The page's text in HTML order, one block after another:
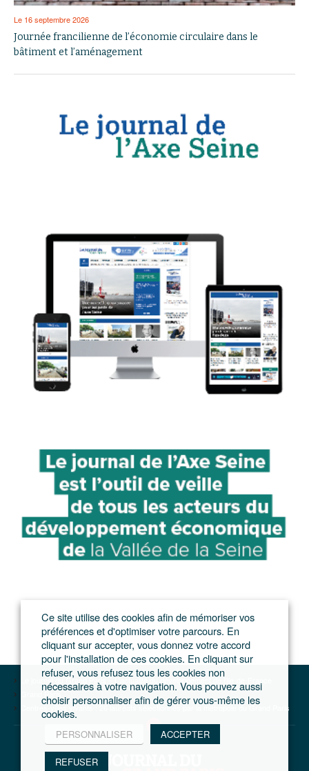
Le 16 septembre 2026
Journée francilienne de l’économie circulaire dans le
bâtiment et l’aménagement
Le journal du Grand Paris – L'actualité du développement de l'Ile-de-France
Grand Paris
Centres-villes vivants : 26 lauréats sélectionnés par la métropole du Grand Paris
Ce site utilise des cookies afin de mémoriser vos
préférences et d'optimiser votre parcours. En
cliquant sur accepter, vous donnez votre accord
pour l'installation de ces cookies. En cliquant sur
refuser, vous refusez tous les cookies non
nécessaires à votre navigation. Vous pouvez aussi
choisir personnaliser afin de gérer vous-même les
cookies.
PERSONNALISER ACCEPTER
REFUSER